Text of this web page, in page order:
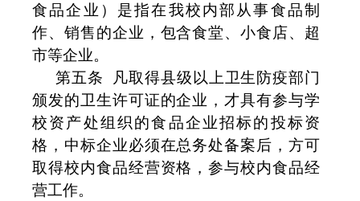
食品企业）是指在我校内部从事食品制
作、销售的企业，包含食堂、小食店、超
市等企业。
第五条
凡取得县级以上卫生防疫部门
颁发的卫生许可证的企业，才具有参与学
校资产处组织的食品企业招标的投标资
格，中标企业必须在总务处备案后，方可
取得校内食品经营资格，参与校内食品经
营工作。